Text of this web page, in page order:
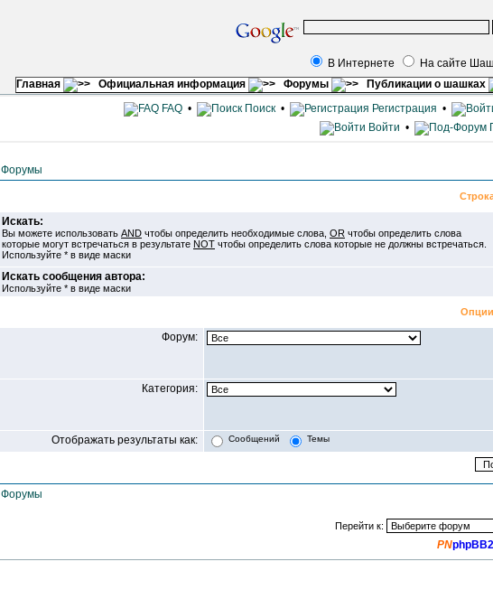
В Интернете
На сайте
Главная
Официальная информация Форумы Публикации о шашках
FAQ• Поиск• Регистрация •
Войти •
Форумы
Искать:
Вы можете использовать AND чтобы определить необходимые слова, OR чтобы определить слова
которые могут встречаться в результате NOT чтобы определить слова которые не должны встречаться.
Используйте * в виде маски
Искать сообщения автора:
Используйте * в виде маски
Форум:
Категория:
Отображать результаты как: Сообщений Темы
Форумы
Перейти к:
PNphpBB2